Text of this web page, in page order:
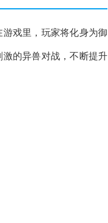
戏里，玩家将化身为御
的异兽对战，不断提升